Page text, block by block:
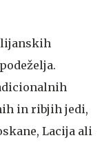
in ribjih jedi,
Lacija ali